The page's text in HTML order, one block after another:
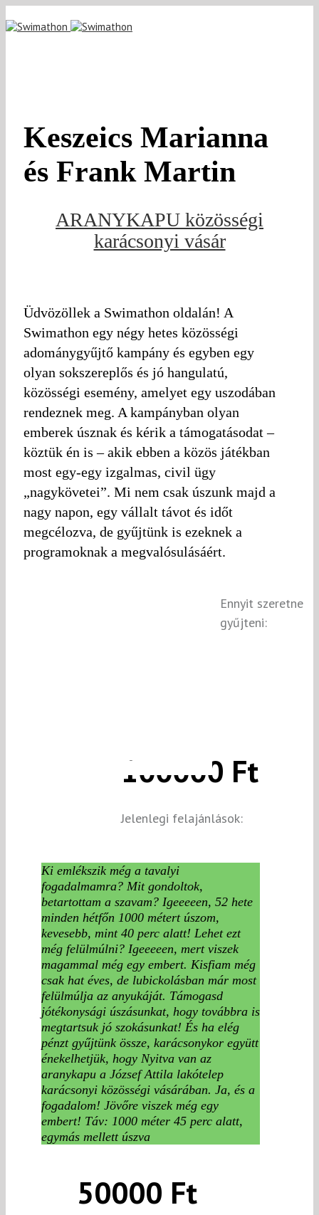
Keszeics Marianna
és Frank Martin
ARANYKAPU közösségi
karácsonyi vásár
Üdvözöllek a Swimathon oldalán! A
Swimathon egy négy hetes közösségi
adománygyűjtő kampány és egyben egy
olyan sokszereplős és jó hangulatú,
közösségi esemény, amelyet egy uszodában
rendeznek meg. A kampányban olyan
emberek úsznak és kérik a támogatásodat –
köztük én is – akik ebben a közös játékban
most egy-egy izgalmas, civil ügy
„nagykövetei”. Mi nem csak úszunk majd a
nagy napon, egy vállalt távot és időt
megcélozva, de gyűjtünk is ezeknek a
programoknak a megvalósulásáért.
Ki emlékszik még a tavalyi
fogadalmamra? Mit gondoltok,
betartottam a szavam? Igeeeeen, 52 hete
minden hétfőn 1000 métert úszom,
kevesebb, mint 40 perc alatt! Lehet ezt
még felülmúlni? Igeeeeen, mert viszek
magammal még egy embert. Kisfiam még
csak hat éves, de lubickolásban már most
felülmúlja az anyukáját. Támogasd
jótékonysági úszásunkat, hogy továbbra is
megtartsuk jó szokásunkat! És ha elég
pénzt gyűjtünk össze, karácsonykor együtt
énekelhetjük, hogy Nyitva van az
aranykapu a József Attila lakótelep
karácsonyi közösségi vásárában. Ja, és a
fogadalom! Jövőre viszek még egy
embert! Táv: 1000 méter 45 perc alatt,
egymás mellett úszva
Ennyit szeretne
gyűjteni:
100000 Ft
Jelenlegi felajánlások:
50000 Ft